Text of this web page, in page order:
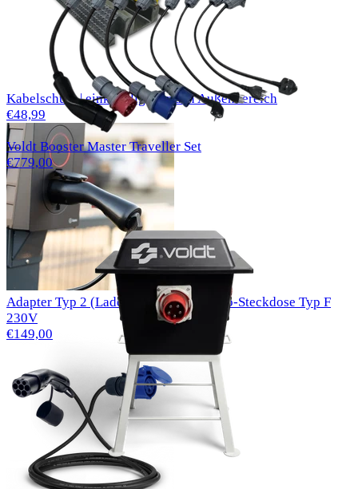
Kabelschutz | einkanalig | für den Außenbereich
€48,99
Adapter Typ 2 (Ladestation) auf Schuko-Steckdose Typ F
230V
€149,00
Voldt Booster Master Traveller Set
€779,00